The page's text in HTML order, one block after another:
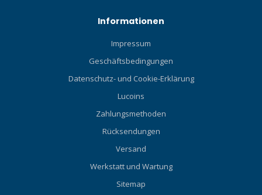
Informationen
Impressum
Geschäftsbedingungen
Datenschutz- und Cookie-Erklärung
Lucoins
Zahlungsmethoden
Rücksendungen
Versand
Werkstatt und Wartung
Sitemap